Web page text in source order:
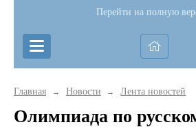
Перейти на полную
Главная → Новости → Лента новостей
Олимпиада по